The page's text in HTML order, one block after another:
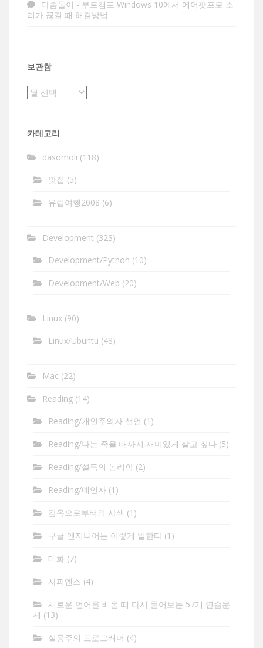
다솜돌이 - 부트캠프 Windows 10에서 에어팟프로 소
리가 끊길 때 해결방법
보관함
보
카테고리
dasomoli (118)
맛집 (5)
유럽여행2008 (6)
Development (323)
Development/Python (10)
Development/Web (20)
Linux (90)
Linux/Ubuntu (48)
Mac (22)
Reading (14)
Reading/개인주의자 선언 (1)
Reading/나는 죽을 때까지 재미있게 살고 싶다 (5)
Reading/설득의 논리학 (2)
Reading/예언자 (1)
감옥으로부터의 사색 (1)
구글 엔지니어는 이렇게 일한다 (1)
대화 (7)
사피엔스 (4)
새로운 언어를 배울 때 다시 풀어보는 57개 연습문
제 (13)
실용주의 프로그래머 (4)